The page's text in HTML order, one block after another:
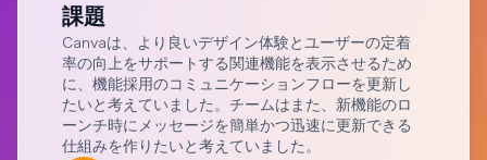
課題
Canvaは、より良いデザイン体験とユーザーの定着
率の向上をサポートする関連機能を表示させるため
に、機能採用のコミュニケーションフローを更新し
たいと考えていました。チームはまた、新機能のロ
ーンチ時にメッセージを簡単かつ迅速に更新できる
仕組みを作りたいと考えていました。